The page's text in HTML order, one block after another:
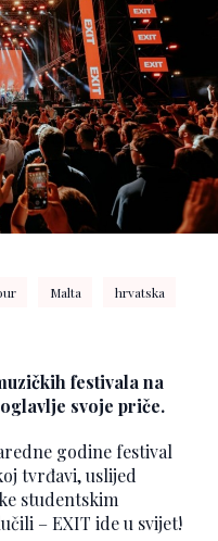
Malta hrvatska
festivala na
svoje priče.
godine festival
tvrđavi, uslijed
studentskim
– EXIT ide u svijet!